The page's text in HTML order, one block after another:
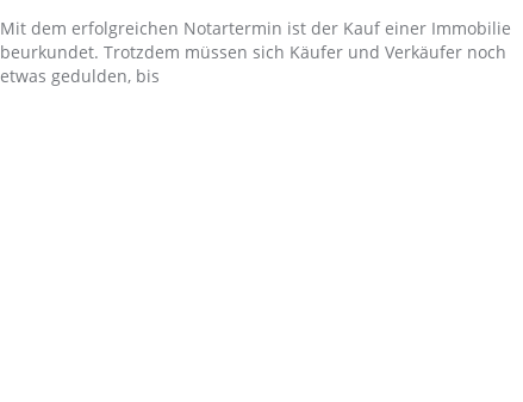
Mit dem erfolgreichen Notartermin ist der Kauf einer Immobilie
beurkundet. Trotzdem müssen sich Käufer und Verkäufer noch
etwas gedulden, bis